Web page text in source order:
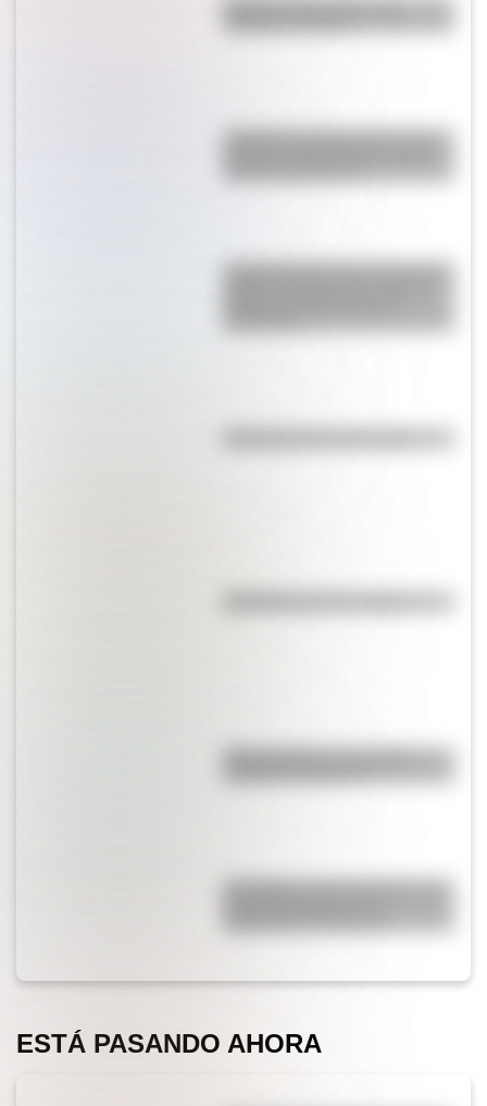
Bandera de Ecuador para
¿Sabías que Argentina tuvo la
alta de Sudamérica?
La gran hazaña del Cruce de los
Duda resuelta: ¿es el Truco
San Martín y Simón Bolívar: así
ESTÁ PASANDO AHORA